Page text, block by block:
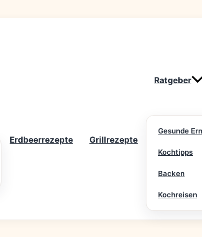
Erdbeerrezepte Grillrezepte
Ratgeber
Gesunde
Kochtipps
Backen
Kochreisen